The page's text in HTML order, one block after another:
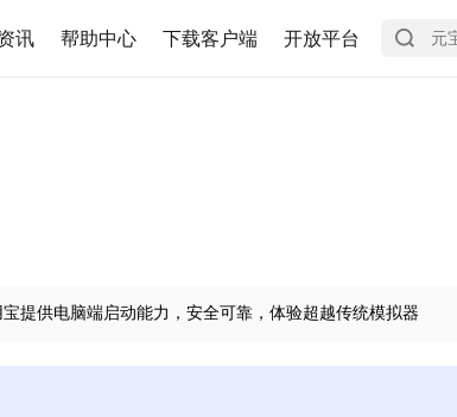
讯 帮助中心 下载客户端 开放平台
提供电脑端启动能力，安全可靠，体验超越传统模拟器